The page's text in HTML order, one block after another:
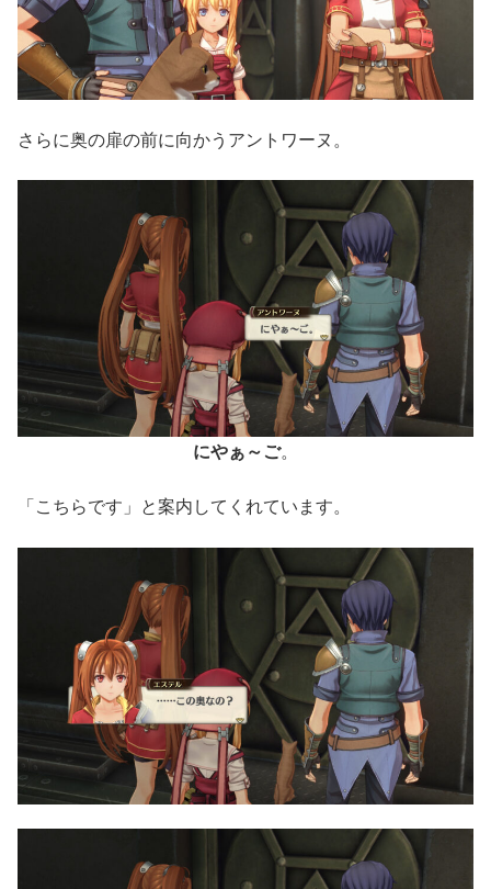
さらに奥の扉の前に向かうアントワーヌ。
にやぁ～ご。
「こちらです」と案内してくれています。